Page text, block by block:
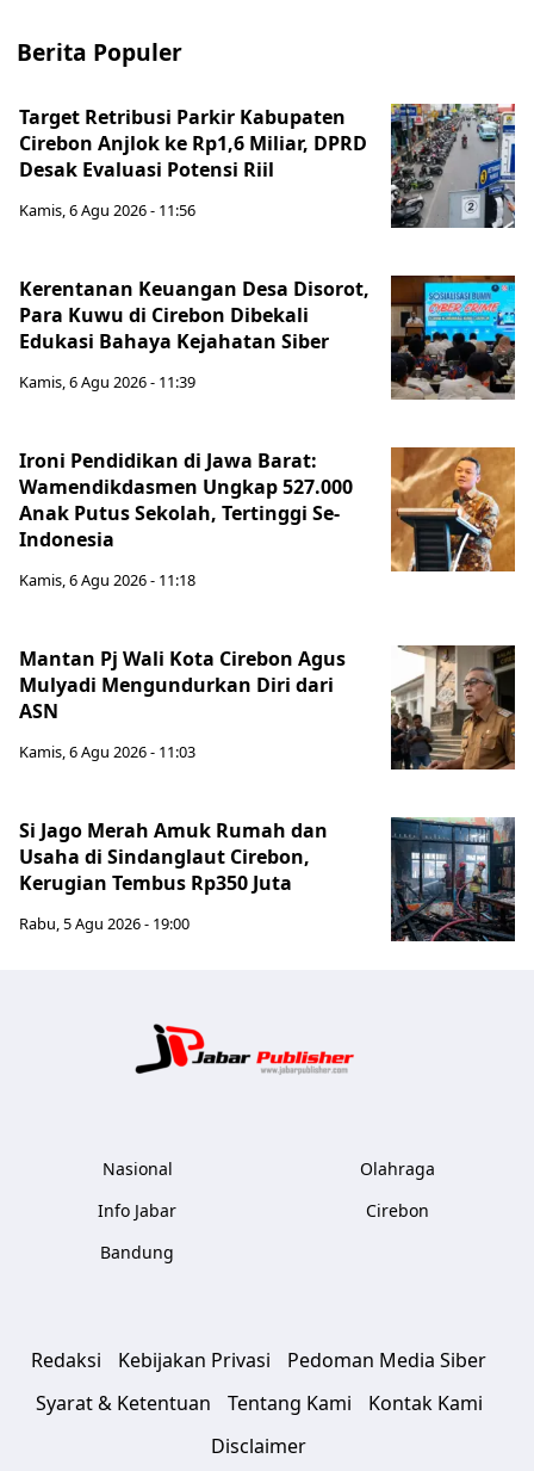
Berita Populer
Target Retribusi Parkir Kabupaten
Cirebon Anjlok ke Rp1,6 Miliar, DPRD
Desak Evaluasi Potensi Riil
Kamis, 6 Agu 2026 - 11:56
Kerentanan Keuangan Desa Disorot,
Para Kuwu di Cirebon Dibekali
Edukasi Bahaya Kejahatan Siber
Kamis, 6 Agu 2026 - 11:39
Ironi Pendidikan di Jawa Barat:
Wamendikdasmen Ungkap 527.000
Anak Putus Sekolah, Tertinggi Se-
Indonesia
Kamis, 6 Agu 2026 - 11:18
Mantan Pj Wali Kota Cirebon Agus
Mulyadi Mengundurkan Diri dari
ASN
Kamis, 6 Agu 2026 - 11:03
Si Jago Merah Amuk Rumah dan
Usaha di Sindanglaut Cirebon,
Kerugian Tembus Rp350 Juta
Rabu, 5 Agu 2026 - 19:00
Nasional
Info Jabar
Bandung
Olahraga
Cirebon
Redaksi Kebijakan Privasi
Pedoman Media Siber
Syarat & Ketentuan
Tentang Kami
Kontak Kami
Disclaimer